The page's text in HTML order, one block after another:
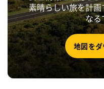
素晴らしい旅を計
なる
地図を